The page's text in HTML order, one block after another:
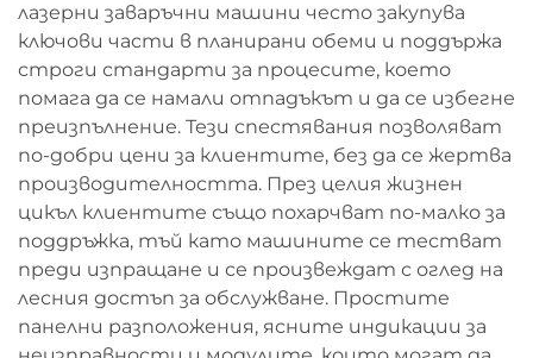
лазерни заваръчни машини често закупува
ключови части в планирани обеми и поддържа
строги стандарти за процесите, което
помага да се намали отпадъкът и да се избегне
преизпълнение. Тези спестявания позволяват
по-добри цени за клиентите, без да се жертва
производителността. През целия жизнен
цикъл клиентите също похарчват по-малко за
поддръжка, тъй като машините се тестват
преди изпращане и се произвеждат с оглед на
лесния достъп за обслужване. Простите
панелни разположения, ясните индикации за